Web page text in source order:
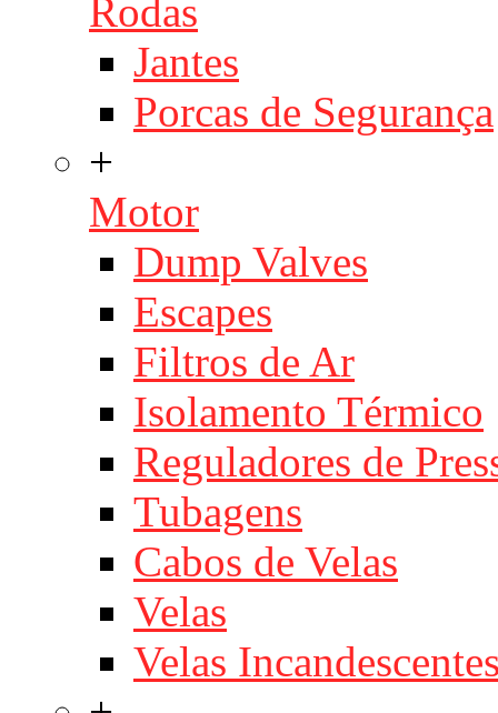
Rodas
Jantes
Porcas de Segurança
+
Motor
Dump Valves
Escapes
Filtros de Ar
Isolamento Térmico
Reguladores de
Tubagens
Cabos de Velas
Velas
Velas